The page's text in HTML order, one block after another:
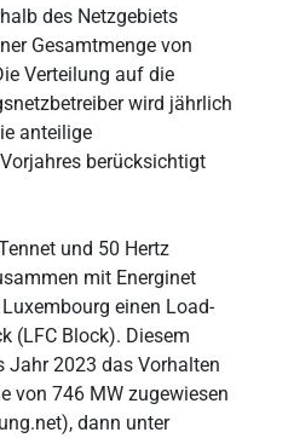
des Netzgebiets
Gesamtmenge von
Verteilung auf die
wird jährlich
anteilige
berücksichtigt
und 50 Hertz
mit Energinet
einen Load-
(LFC Block). Diesem
Jahr 2023 das Vorhalten
von 746 MW zugewiesen
dann unter